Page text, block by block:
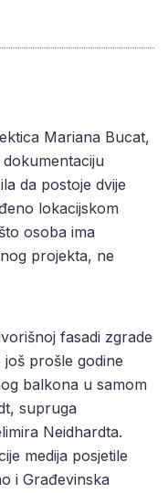
Mariana Bucat,
da postoje dvije
lokacijskom
osoba ima
projekta, ne
fasadi zgrade
prošle godine
balkona u samom
supruga
Neidhardta.
medija posjetile
i Građevinska